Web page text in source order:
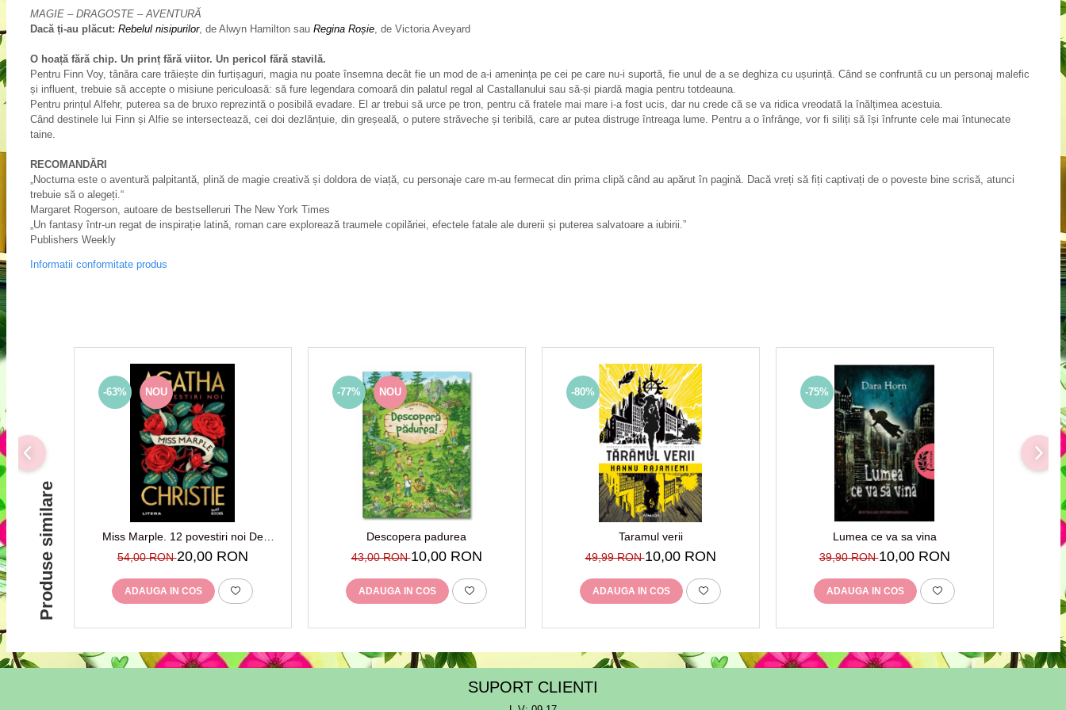
MAGIE – DRAGOSTE – AVENTURĂ
Dacă ți-au plăcut: Rebelul nisipurilor, de Alwyn Hamilton sau Regina Roșie, de Victoria Aveyard
O hoață fără chip. Un prinț fără viitor. Un pericol fără stavilă.
Pentru Finn Voy, tânăra care trăiește din furtișaguri, magia nu poate însemna decât fie un mod de a-i amenința pe cei pe care nu-i suportă, fie unul de a se deghiza cu ușurință. Când se confruntă cu un personaj malefic
și influent, trebuie să accepte o misiune periculoasă: să fure legendara comoară din palatul regal al Castallanului sau să-și piardă magia pentru totdeauna.
Pentru prințul Alfehr, puterea sa de bruxo reprezintă o posibilă evadare. El ar trebui să urce pe tron, pentru că fratele mai mare i-a fost ucis, dar nu crede că se va ridica vreodată la înălțimea acestuia.
Când destinele lui Finn și Alfie se intersectează, cei doi dezlănțuie, din greșeală, o putere străveche și teribilă, care ar putea distruge întreaga lume. Pentru a o înfrânge, vor fi siliți să își înfrunte cele mai întunecate
taine.
RECOMANDĂRI
„Nocturna este o aventură palpitantă, plină de magie creativă și doldora de viață, cu personaje care m-au fermecat din prima clipă când au apărut în pagină. Dacă vreți să fiți captivați de o poveste bine scrisă, atunci
trebuie să o alegeți.“
Margaret Rogerson, autoare de bestselleruri The New York Times
„Un fantasy într-un regat de inspirație latină, roman care explorează traumele copilăriei, efectele fatale ale durerii și puterea salvatoare a iubirii.”
Publishers Weekly
Informatii conformitate produs
Produse similare
-63% NOU
Miss Marple. 12 povestiri noi De
(autor): Agatha Christie
54,00 RON20,00 RON
ADAUGA IN COS
-77% NOU
Descopera padurea
43,00 RON10,00 RON
ADAUGA IN COS
-80%
Taramul verii
49,99 RON10,00 RON
ADAUGA IN COS
-75%
Lumea ce va sa vina
39,90 RON10,00 RON
ADAUGA IN COS
-70%
Un
SUPORT CLIENTI